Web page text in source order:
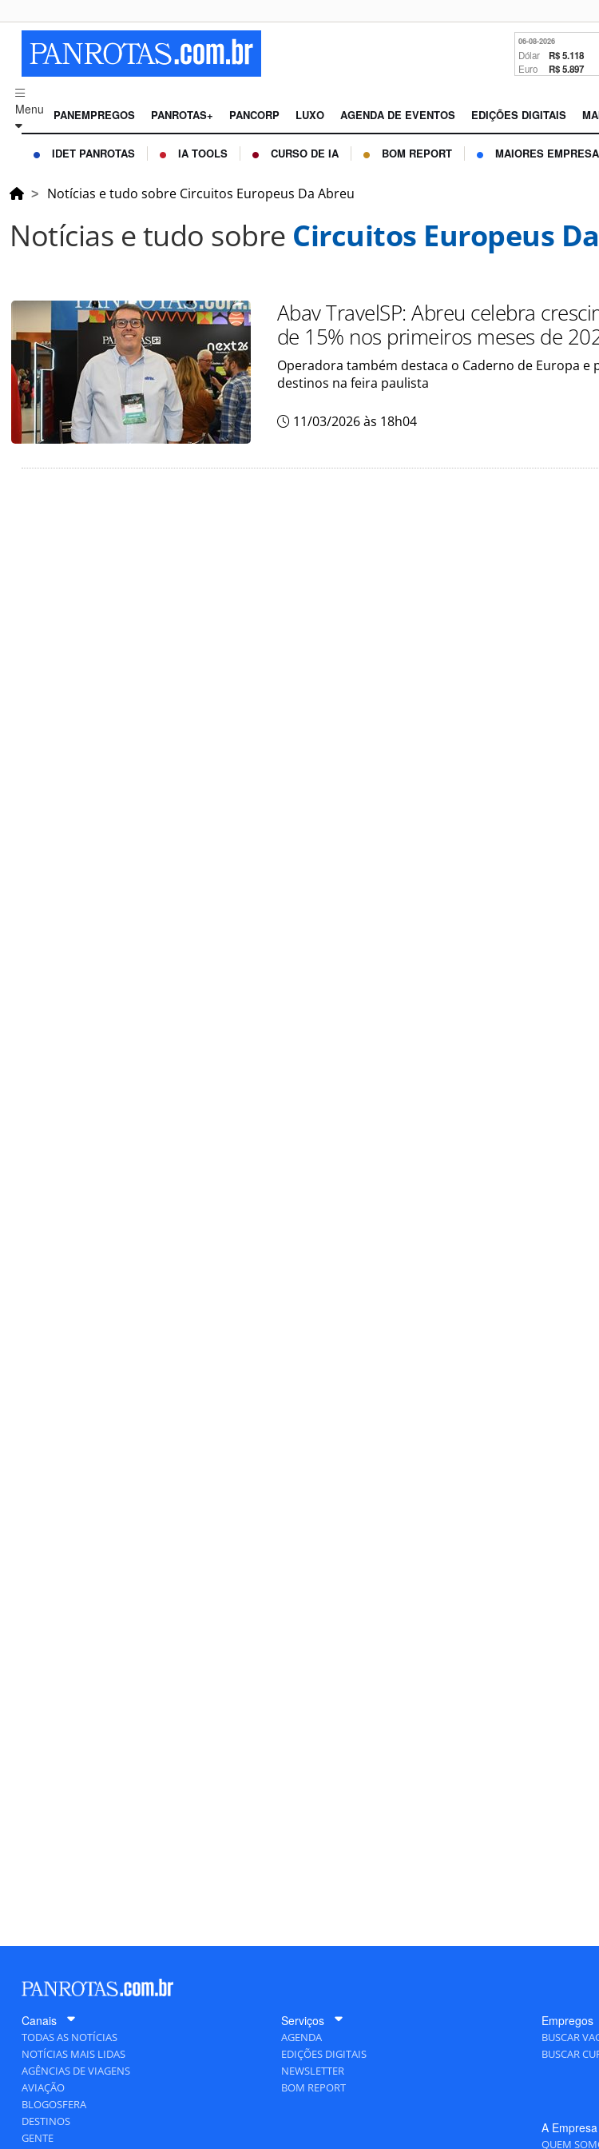
06-08-2026
Dólar R$ 5.118
Euro R$ 5.897
Menu PANEMPREGOS PANROTAS+ PANCORP LUXO AGENDA DE EVENTOS EDIÇÕES DIGITAIS
IDET PANROTAS IA TOOLS CURSO DE IA BOM REPORT MAIORES
Notícias e tudo sobre Circuitos Europeus Da Abreu
Notícias e tudo sobre Circuitos Europeus
Abav TravelSP: Abreu celebra
de 15% nos primeiros meses de
Operadora também destaca o Caderno de Europa e
destinos na feira paulista
11/03/2026 às 18h04
Canais
TODAS AS NOTÍCIAS
NOTÍCIAS MAIS LIDAS
AGÊNCIAS DE VIAGENS
AVIAÇÃO
BLOGOSFERA
DESTINOS
GENTE
Serviços
AGENDA
EDIÇÕES DIGITAIS
NEWSLETTER
BOM REPORT
Empregos
BUSCAR
BUSCAR
A Empresa
QUEM